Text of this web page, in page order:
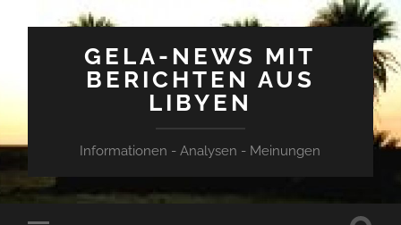
GELA-NEWS MIT
BERICHTEN AUS
LIBYEN
Informationen - Analysen - Meinungen